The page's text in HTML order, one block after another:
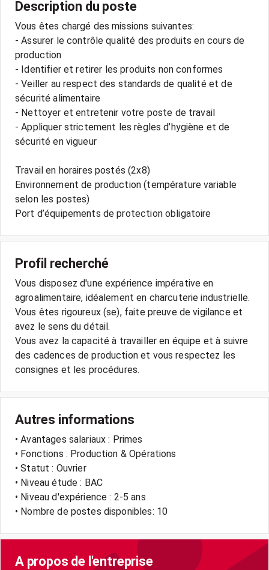
Description du poste
Vous êtes chargé des missions suivantes:
- Assurer le contrôle qualité des produits en cours de
production
- Identifier et retirer les produits non conformes
- Veiller au respect des standards de qualité et de
sécurité alimentaire
- Nettoyer et entretenir votre poste de travail
- Appliquer strictement les règles d’hygiène et de
sécurité en vigueur
Travail en horaires postés (2x8)
Environnement de production (température variable
selon les postes)
Port d’équipements de protection obligatoire
Profil recherché
Vous disposez d'une expérience impérative en
agroalimentaire, idéalement en charcuterie industrielle.
Vous êtes rigoureux (se), faite preuve de vigilance et
avez le sens du détail.
Vous avez la capacité à travailler en équipe et à suivre
des cadences de production et vous respectez les
consignes et les procédures.
Autres informations
• Avantages salariaux : Primes
• Fonctions : Production & Opérations
• Statut : Ouvrier
• Niveau étude : BAC
• Niveau d'expérience : 2-5 ans
• Nombre de postes disponibles: 10
A propos de l'entreprise